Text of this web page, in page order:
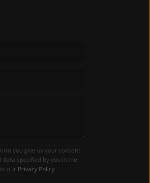
specified by you in the
our Privacy Policy